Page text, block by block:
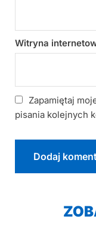
Witryna
Zapamiętaj
pisania kolejnych